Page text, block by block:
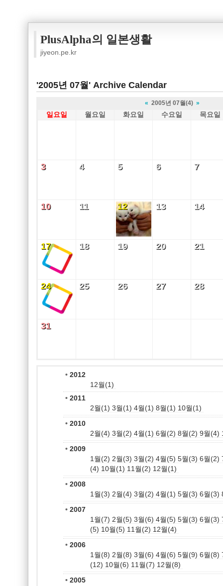
PlusAlpha의 일본생활
jiyeon.pe.kr
'2005년 07월' Archive Calendar
« 2005년 07월(4) »
일요일 월요일 화요일 수요일 목요일
3
3 4
4 5
5 6
6 7
7
10
10 11
11 12
12 13
13 14
14
17
17 18
18 19
19 20
20 21
21
24
24 25
25 26
26 27
27 28
28
31
31
• 2012
12월(1)
• 2011
2월(1) 3월(1) 4월(1) 8월(1) 10월(1)
• 2010
2월(4) 3월(2) 4월(1) 6월(2) 8월(2) 9월(4)
• 2009
1월(2) 2월(3) 3월(2) 4월(5) 5월(3) 6월(2)
(4) 10월(1) 11월(2) 12월(1)
• 2008
1월(3) 2월(4) 3월(2) 4월(1) 5월(3) 6월(3)
• 2007
1월(7) 2월(5) 3월(6) 4월(5) 5월(3) 6월(3)
(5) 10월(5) 11월(2) 12월(4)
• 2006
1월(8) 2월(8) 3월(6) 4월(6) 5월(9) 6월(8)
(12) 10월(6) 11월(7) 12월(8)
• 2005